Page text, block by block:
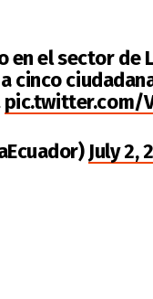
en el sector de
cinco
pic.twitter.com/
July 2,